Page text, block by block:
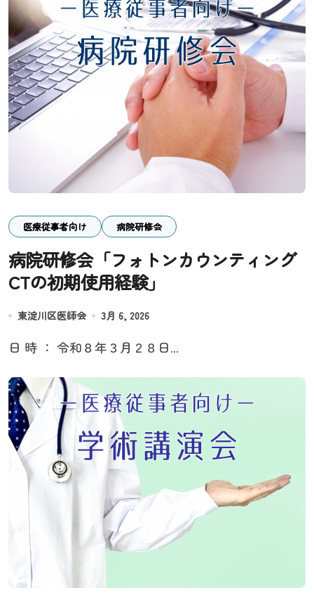
医療従事者向け 病院研修会
病院研修会「フォトンカウンティング
CTの初期使用経験」
東淀川区医師会 3月 6, 2026
日 時 ： 令和８年３月２８日...